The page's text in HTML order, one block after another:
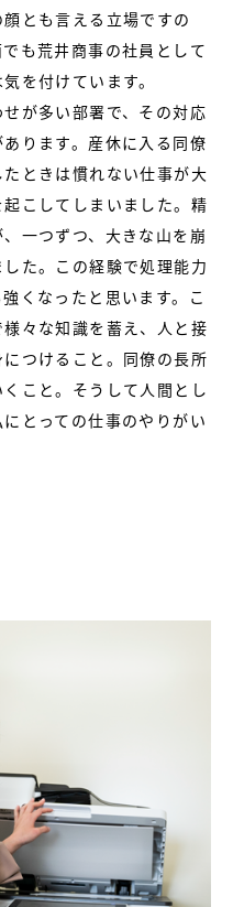
とも言える立場ですの
も荒井商事の社員として
を付けています。
が多い部署で、その対応
ります。産休に入る同僚
ときは慣れない仕事が大
こしてしまいました。精
一つずつ、大きな山を崩
た。この経験で処理能力
くなったと思います。こ
々な知識を蓄え、人と接
つけること。同僚の長所
こと。そうして人間とし
とっての仕事のやりがい